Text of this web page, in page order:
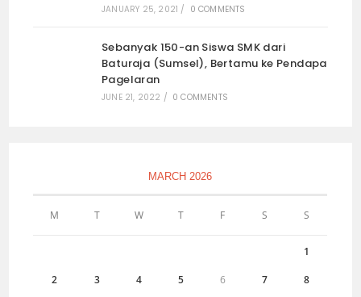
JANUARY 25, 2021 / 0 COMMENTS
Sebanyak 150-an Siswa SMK dari
Baturaja (Sumsel), Bertamu ke Pendapa
Pagelaran
JUNE 21, 2022 / 0 COMMENTS
MARCH 2026
M T W T F S S
1
2 3 4 5 6 7 8